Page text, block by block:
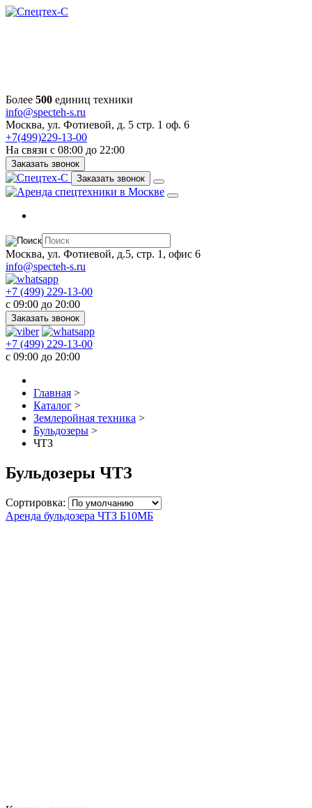
Более 500 единиц техники
info@specteh-s.ru
Москва, ул. Фотиевой, д. 5 стр. 1 оф. 6
+7(499)229-13-00
На связи с 08:00 до 22:00
Заказать звонок
Заказать звонок
Москва, ул. Фотиевой, д.5, стр. 1, офис 6
info@specteh-s.ru
+7 (499) 229-13-00
c 09:00 до 20:00
Заказать звонок
+7 (499) 229-13-00
c 09:00 до 20:00
Главная >
Каталог >
Землеройная техника >
Бульдозеры >
ЧТЗ
Бульдозеры ЧТЗ
Сортировка:
Аренда бульдозера ЧТЗ Б10МБ